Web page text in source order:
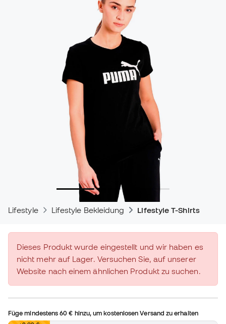
Lifestyle Lifestyle Bekleidung Lifestyle T-Shirts
Dieses Produkt wurde eingestellt und wir haben es
nicht mehr auf Lager. Versuchen Sie, auf unserer
Website nach einem ähnlichen Produkt zu suchen.
Füge mindestens60 € hinzu, um kostenlosen Versand zu erhalten